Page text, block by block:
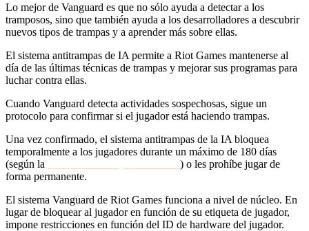
Lo mejor de Vanguard es que no sólo ayuda a detectar a los
tramposos, sino que también ayuda a los desarrolladores a descubrir
nuevos tipos de trampas y a aprender más sobre ellas.
El sistema antitrampas de IA permite a Riot Games mantenerse al
día de las últimas técnicas de trampas y mejorar sus programas para
luchar contra ellas.
Cuando Vanguard detecta actividades sospechosas, sigue un
protocolo para confirmar si el jugador está haciendo trampas.
Una vez confirmado, el sistema antitrampas de la IA bloquea
temporalmente a los jugadores durante un máximo de 180 días
(según la
) o les prohíbe jugar de
forma permanente.
El sistema Vanguard de Riot Games funciona a nivel de núcleo. En
lugar de bloquear al jugador en función de su etiqueta de jugador,
impone restricciones en función del ID de hardware del jugador.